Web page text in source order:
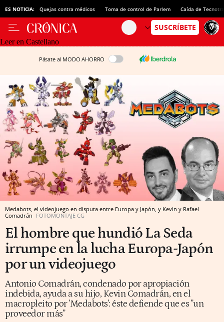
ES NOTICIA: Quejas contra médicos Toma de control de Parlem Caída de
Leer en Castellano
Pásate al MODO AHORRO
Medabots, el videojuego en disputa entre Europa y Japón, y Kevin y Rafael
Comadrán FOTOMONTAJE CG
El hombre que hundió La Seda
irrumpe en la lucha Europa-Japón
por un videojuego
Antonio Comadrán, condenado por apropiación
indebida, ayuda a su hijo, Kevin Comadrán, en el
macropleito por 'Medabots': éste defiende que es "un
proveedor más"